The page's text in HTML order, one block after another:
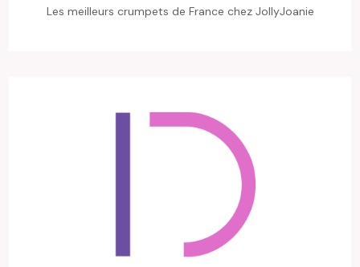
Les meilleurs crumpets de France chez JollyJoanie